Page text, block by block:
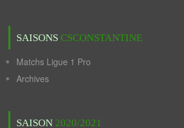
SAISONS CSCONSTANTINE
Matchs Ligue 1 Pro
Archives
SAISON 2020/2021